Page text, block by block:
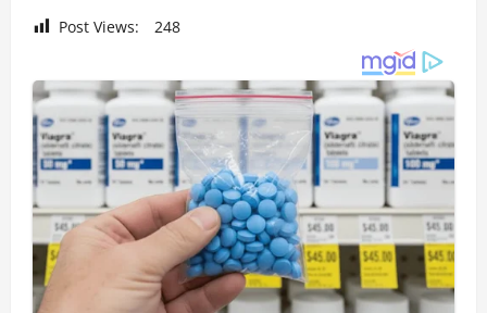
Post Views: 248